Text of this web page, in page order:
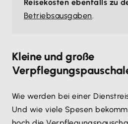
Reisekosten ebenfalls zu
Betriebsausgaben.
Kleine und große
Wie werden bei einer
Und wie viele Spesen